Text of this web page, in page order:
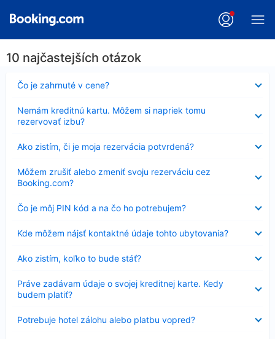
10 najčastejších otázok
Čo je zahrnuté v cene?
Nezobrazuje
sa
Nemám kreditnú kartu. Môžem si napriek tomu
rezervovať izbu?
sa
Ako zistím, či je moja rezervácia potvrdená?
sa
Môžem zrušiť alebo zmeniť svoju rezerváciu cez
Booking.com?
sa
Čo je môj PIN kód a na čo ho potrebujem?
Nezobrazuje
sa
Kde môžem nájsť kontaktné údaje tohto ubytovania?
sa
Ako zistím, koľko to bude stáť?
sa
Práve zadávam údaje o svojej kreditnej karte. Kedy
budem platiť?
sa
Potrebuje hotel zálohu alebo platbu vopred?
sa